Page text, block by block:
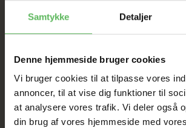
Samtykke Detaljer
Denne hjemmeside bruger cookies
Vi bruger cookies til at tilpasse vores
annoncer, til at vise dig funktioner til
at analysere vores trafik. Vi deler også
din brug af vores hjemmeside med
Tilbud GÆLDER
I FYSISK